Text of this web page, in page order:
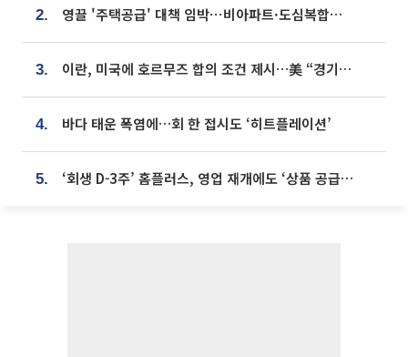
2. 영끌 '주택공급' 대책 임박⋯비아파트·도심복합까지 총동원
3. 이란, 미국에 호르무즈 합의 조건 제시…美 “경기 아직 안 끝나” [종합]
4. 바다 태운 폭염에…회 한 접시도 ‘히트플레이션’
5. ‘회생 D-3주’ 홈플러스, 영업 재개에도 ‘상품 공급망’ 복구가 생존 관건